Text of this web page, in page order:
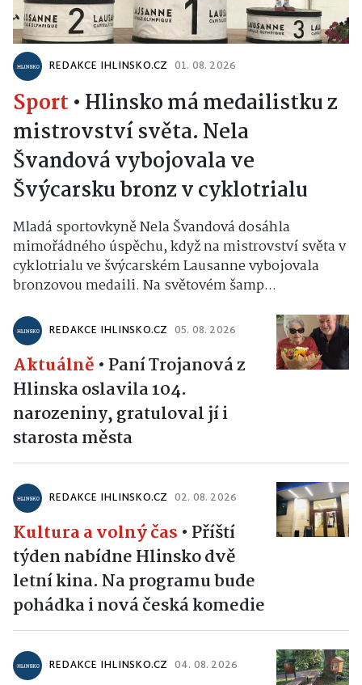
REDAKCE IHLINSKO.CZ 01. 08. 2026
Sport • Hlinsko má medailistku z
mistrovství světa. Nela
Švandová vybojovala ve
Švýcarsku bronz v cyklotrialu
Mladá sportovkyně Nela Švandová dosáhla
mimořádného úspěchu, když na mistrovství světa v
cyklotrialu ve švýcarském Lausanne vybojovala
bronzovou medaili. Na světovém šamp...
REDAKCE IHLINSKO.CZ 05. 08. 2026
Aktuálně • Paní Trojanová z
Hlinska oslavila 104.
narozeniny, gratuloval jí i
starosta města
REDAKCE IHLINSKO.CZ 02. 08. 2026
Kultura a volný čas • Příští
týden nabídne Hlinsko dvě
letní kina. Na programu bude
pohádka i nová česká komedie
REDAKCE IHLINSKO.CZ 04. 08. 2026